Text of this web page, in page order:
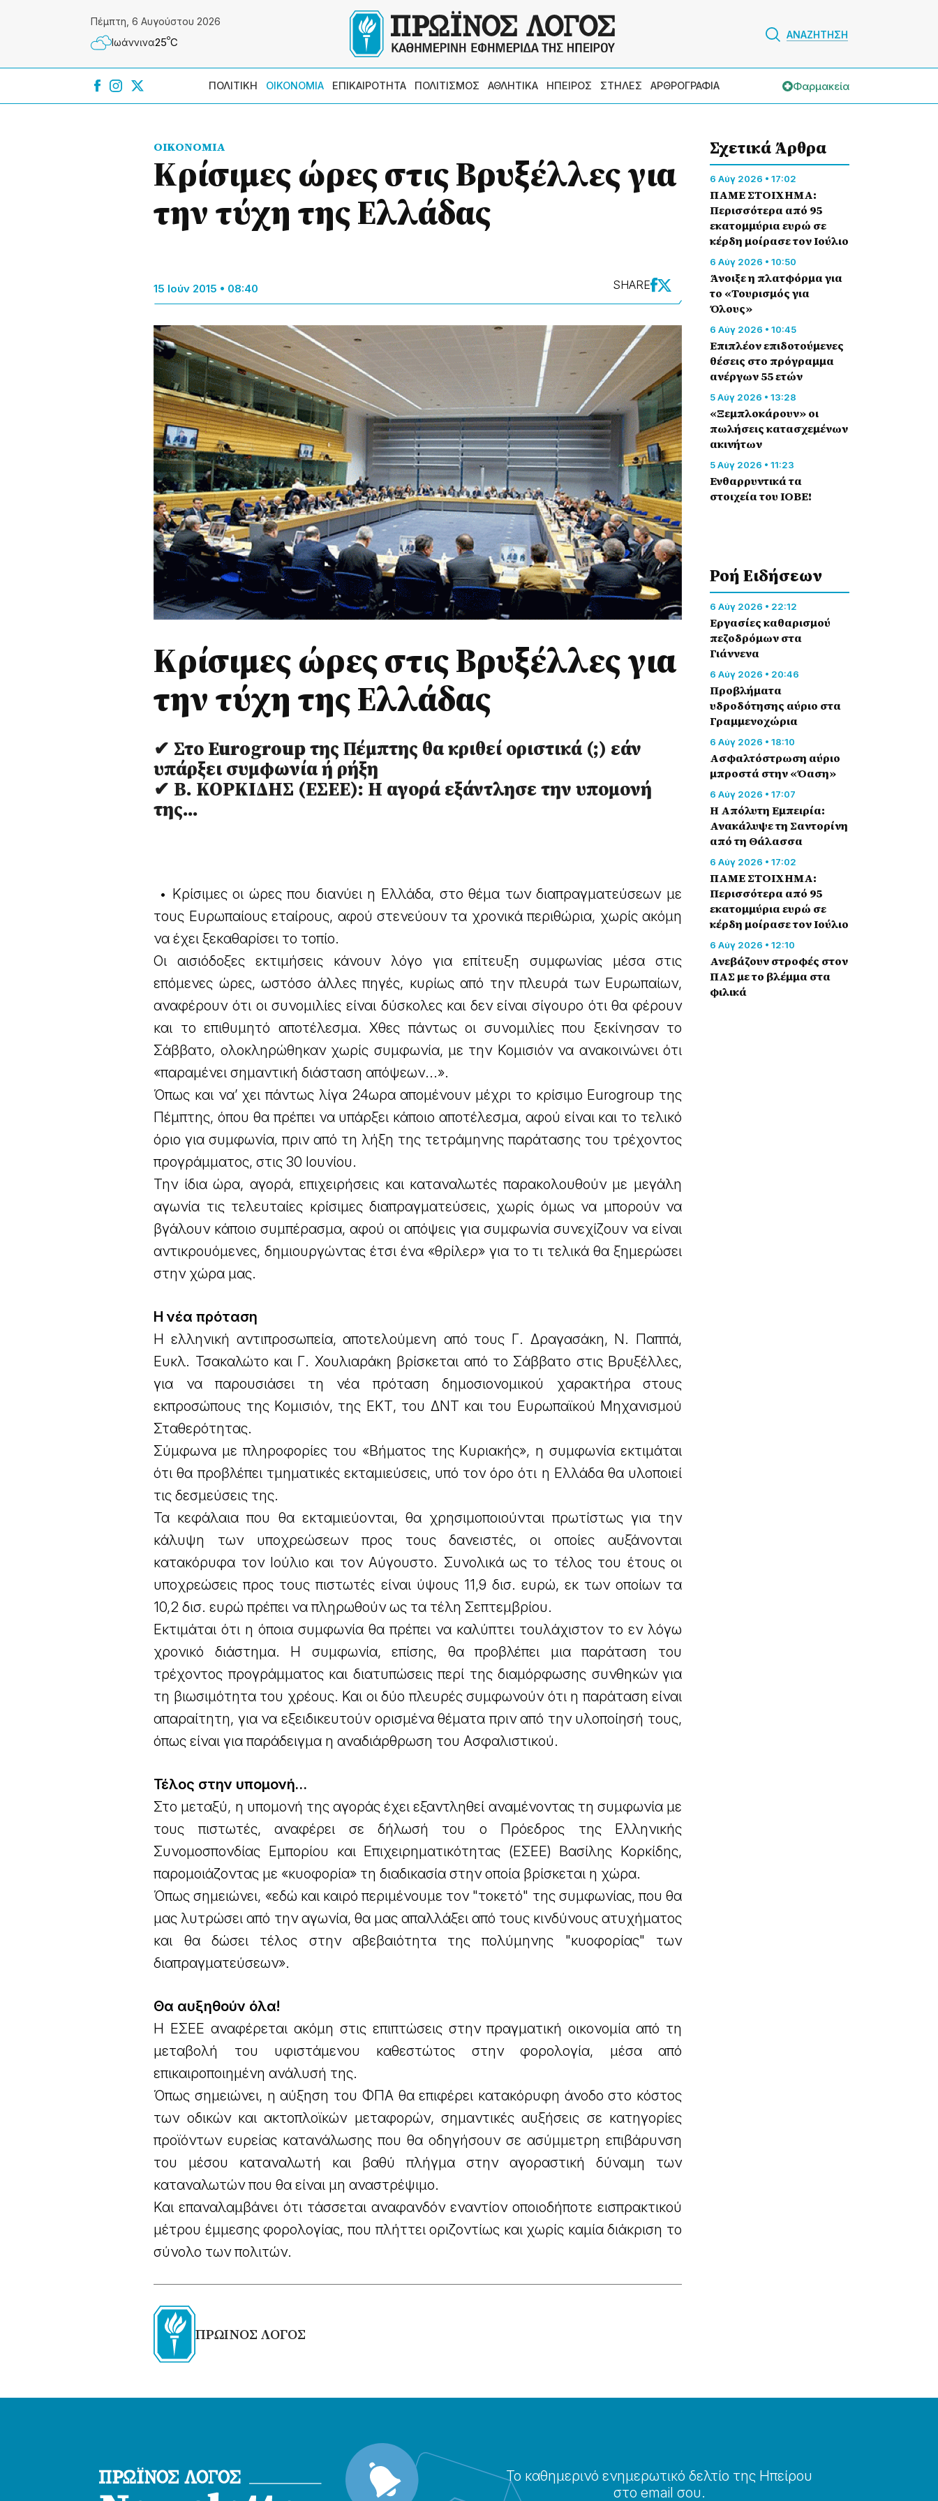
Πέμπτη, 6 Αυγούστου 2026
Ιωάννɩνα25ºC
ΑΝΑΖΗΤΗΣΗ
ΠΟΛΙΤΙΚΗ ΟΙΚΟΝΟΜΙΑ ΕΠΙΚΑΙΡΟΤΗΤΑ ΠΟΛΙΤΙΣΜΟΣ ΑΘΛΗΤΙΚΑ ΗΠΕΙΡΟΣ ΣΤΗΛΕΣ ΑΡΘΡΟΓΡΑΦΙΑ Φαρμακεία
ΟΙΚΟΝΟΜΙΑ
Κρίσιμες ώρες στις Βρυξέλλες για
την τύχη της Ελλάδας
15 Ιούν 2015 • 08:40 SHARE
Κρίσιμες ώρες στις Βρυξέλλες για
την τύχη της Ελλάδας
✔ Στο Eurogroup της Πέμπτης θα κριθεί οριστικά (;) εάν
υπάρξει συμφωνία ή ρήξη
✔ Β. ΚΟΡΚΙΔΗΣ (ΕΣΕΕ): Η αγορά εξάντλησε την υπομονή
της…
• Κρίσιμες οι ώρες που διανύει η Ελλάδα, στο θέμα των διαπραγματεύσεων με
τους Ευρωπαίους εταίρους, αφού στενεύουν τα χρονικά περιθώρια, χωρίς ακόμη
να έχει ξεκαθαρίσει το τοπίο.
Οι αισιόδοξες εκτιμήσεις κάνουν λόγο για επίτευξη συμφωνίας μέσα στις
επόμενες ώρες, ωστόσο άλλες πηγές, κυρίως από την πλευρά των Ευρωπαίων,
αναφέρουν ότι οι συνομιλίες είναι δύσκολες και δεν είναι σίγουρο ότι θα φέρουν
και το επιθυμητό αποτέλεσμα. Χθες πάντως οι συνομιλίες που ξεκίνησαν το
Σάββατο, ολοκληρώθηκαν χωρίς συμφωνία, με την Κομισιόν να ανακοινώνει ότι
«παραμένει σημαντική διάσταση απόψεων...».
Όπως και να’ χει πάντως λίγα 24ωρα απομένουν μέχρι το κρίσιμο Eurogroup της
Πέμπτης, όπου θα πρέπει να υπάρξει κάποιο αποτέλεσμα, αφού είναι και το τελικό
όριο για συμφωνία, πριν από τη λήξη της τετράμηνης παράτασης του τρέχοντος
προγράμματος, στις 30 Ιουνίου.
Την ίδια ώρα, αγορά, επιχειρήσεις και καταναλωτές παρακολουθούν με μεγάλη
αγωνία τις τελευταίες κρίσιμες διαπραγματεύσεις, χωρίς όμως να μπορούν να
βγάλουν κάποιο συμπέρασμα, αφού οι απόψεις για συμφωνία συνεχίζουν να είναι
αντικρουόμενες, δημιουργώντας έτσι ένα «θρίλερ» για το τι τελικά θα ξημερώσει
στην χώρα μας.
Η νέα πρόταση
Η ελληνική αντιπροσωπεία, αποτελούμενη από τους Γ. Δραγασάκη, Ν. Παππά,
Ευκλ. Τσακαλώτο και Γ. Χουλιαράκη βρίσκεται από το Σάββατο στις Βρυξέλλες,
για να παρουσιάσει τη νέα πρόταση δημοσιονομικού χαρακτήρα στους
εκπροσώπους της Κομισιόν, της ΕΚΤ, του ΔΝΤ και του Ευρωπαϊκού Μηχανισμού
Σταθερότητας.
Σύμφωνα με πληροφορίες του «Βήματος της Κυριακής», η συμφωνία εκτιμάται
ότι θα προβλέπει τμηματικές εκταμιεύσεις, υπό τον όρο ότι η Ελλάδα θα υλοποιεί
τις δεσμεύσεις της.
Τα κεφάλαια που θα εκταμιεύονται, θα χρησιμοποιούνται πρωτίστως για την
κάλυψη των υποχρεώσεων προς τους δανειστές, οι οποίες αυξάνονται
κατακόρυφα τον Ιούλιο και τον Αύγουστο. Συνολικά ως το τέλος του έτους οι
υποχρεώσεις προς τους πιστωτές είναι ύψους 11,9 δισ. ευρώ, εκ των οποίων τα
10,2 δισ. ευρώ πρέπει να πληρωθούν ως τα τέλη Σεπτεμβρίου.
Εκτιμάται ότι η όποια συμφωνία θα πρέπει να καλύπτει τουλάχιστον το εν λόγω
χρονικό διάστημα. Η συμφωνία, επίσης, θα προβλέπει μια παράταση του
τρέχοντος προγράμματος και διατυπώσεις περί της διαμόρφωσης συνθηκών για
τη βιωσιμότητα του χρέους. Και οι δύο πλευρές συμφωνούν ότι η παράταση είναι
απαραίτητη, για να εξειδικευτούν ορισμένα θέματα πριν από την υλοποίησή τους,
όπως είναι για παράδειγμα η αναδιάρθρωση του Ασφαλιστικού.
Τέλος στην υπομονή…
Στο μεταξύ, η υπομονή της αγοράς έχει εξαντληθεί αναμένοντας τη συμφωνία με
τους πιστωτές, αναφέρει σε δήλωσή του ο Πρόεδρος της Ελληνικής
Συνομοσπονδίας Εμπορίου και Επιχειρηματικότητας (ΕΣΕΕ) Βασίλης Κορκίδης,
παρομοιάζοντας με «κυοφορία» τη διαδικασία στην οποία βρίσκεται η χώρα.
Όπως σημειώνει, «εδώ και καιρό περιμένουμε τον "τοκετό" της συμφωνίας, που θα
μας λυτρώσει από την αγωνία, θα μας απαλλάξει από τους κινδύνους ατυχήματος
και θα δώσει τέλος στην αβεβαιότητα της πολύμηνης "κυοφορίας" των
διαπραγματεύσεων».
Θα αυξηθούν όλα!
Η ΕΣΕΕ αναφέρεται ακόμη στις επιπτώσεις στην πραγματική οικονομία από τη
μεταβολή του υφιστάμενου καθεστώτος στην φορολογία, μέσα από
επικαιροποιημένη ανάλυσή της.
Όπως σημειώνει, η αύξηση του ΦΠΑ θα επιφέρει κατακόρυφη άνοδο στο κόστος
των οδικών και ακτοπλοϊκών μεταφορών, σημαντικές αυξήσεις σε κατηγορίες
προϊόντων ευρείας κατανάλωσης που θα οδηγήσουν σε ασύμμετρη επιβάρυνση
του μέσου καταναλωτή και βαθύ πλήγμα στην αγοραστική δύναμη των
καταναλωτών που θα είναι μη αναστρέψιμο.
Και επαναλαμβάνει ότι τάσσεται αναφανδόν εναντίον οποιοδήποτε εισπρακτικού
μέτρου έμμεσης φορολογίας, που πλήττει οριζοντίως και χωρίς καμία διάκριση το
σύνολο των πολιτών.
ΠΡΩΙΝΟΣ ΛΟΓΟΣ
Σχετικά Άρθρα
6 Αύγ 2026 • 17:02
ΠΑΜΕ ΣΤΟΙΧΗΜΑ:
Περισσότερα από 95
εκατομμύρια ευρώ σε
κέρδη μοίρασε τον Ιούλιο
6 Αύγ 2026 • 10:50
Άνοιξε η πλατφόρμα για
το «Τουρισμός για
Όλους»
6 Αύγ 2026 • 10:45
Επιπλέον επιδοτούμενες
θέσεις στο πρόγραμμα
ανέργων 55 ετών
5 Αύγ 2026 • 13:28
«Ξεμπλοκάρουν» οι
πωλήσεις κατασχεμένων
ακινήτων
5 Αύγ 2026 • 11:23
Ενθαρρυντικά τα
στοιχεία του ΙΟΒΕ!
Ροή Eιδήσεων
6 Αύγ 2026 • 22:12
Εργασίες καθαρισμού
πεζοδρόμων στα
Γιάννενα
6 Αύγ 2026 • 20:46
Προβλήματα
υδροδότησης αύριο στα
Γραμμενοχώρια
6 Αύγ 2026 • 18:10
Ασφαλτόστρωση αύριο
μπροστά στην «Όαση»
6 Αύγ 2026 • 17:07
Η Απόλυτη Εμπειρία:
Ανακάλυψε τη Σαντορίνη
από τη Θάλασσα
6 Αύγ 2026 • 17:02
ΠΑΜΕ ΣΤΟΙΧΗΜΑ:
Περισσότερα από 95
εκατομμύρια ευρώ σε
κέρδη μοίρασε τον Ιούλιο
6 Αύγ 2026 • 12:10
Ανεβάζουν στροφές στον
ΠΑΣ με το βλέμμα στα
φιλικά
Το καθημερɩνό ενημερωτɩκό δελτίο της Ηπείρου
στο email σου.